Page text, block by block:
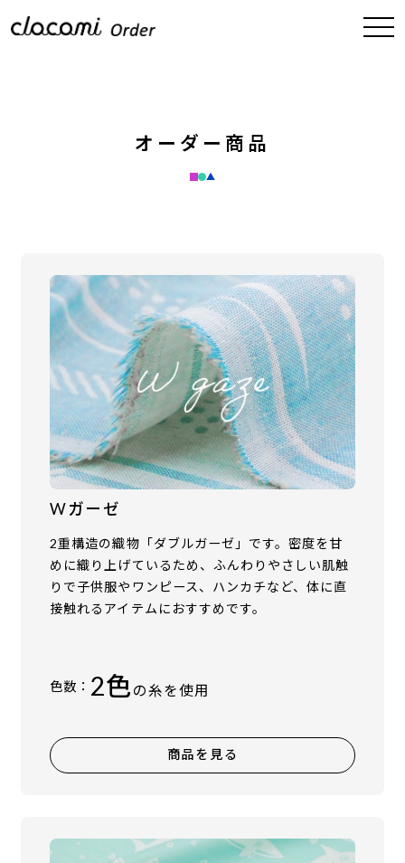
オーダー商品
Wガーゼ
2重構造の織物「ダブルガーゼ」です。密度を甘
めに織り上げているため、ふんわりやさしい肌触
りで子供服やワンピース、ハンカチなど、体に直
接触れるアイテムにおすすめです。
色数： 2色 の糸を使用
商品を見る